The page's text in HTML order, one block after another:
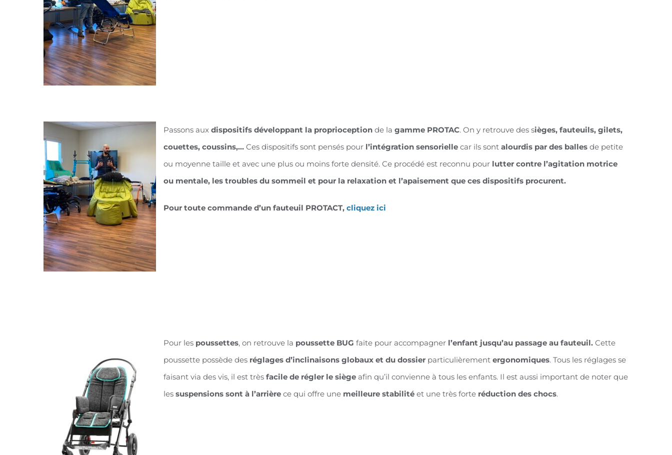
Passons aux dispositifs développant la proprioception de la gamme PROTAC. On y retrouve des sièges, fauteuils, gilets,
couettes, coussins,… Ces dispositifs sont pensés pour l’intégration sensorielle car ils sont alourdis par des balles de petite
ou moyenne taille et avec une plus ou moins forte densité. Ce procédé est reconnu pour lutter contre l’agitation motrice
ou mentale, les troubles du sommeil et pour la relaxation et l’apaisement que ces dispositifs procurent.
Pour toute commande d’un fauteuil PROTACT, cliquez ici
Pour les poussettes, on retrouve la poussette BUG faite pour accompagner l’enfant jusqu’au passage au fauteuil. Cette
poussette possède des réglages d’inclinaisons globaux et du dossier particulièrement ergonomiques. Tous les réglages se
faisant via des vis, il est très facile de régler le siège afin qu’il convienne à tous les enfants. Il est aussi important de noter que
les suspensions sont à l’arrière ce qui offre une meilleure stabilité et une très forte réduction des chocs.